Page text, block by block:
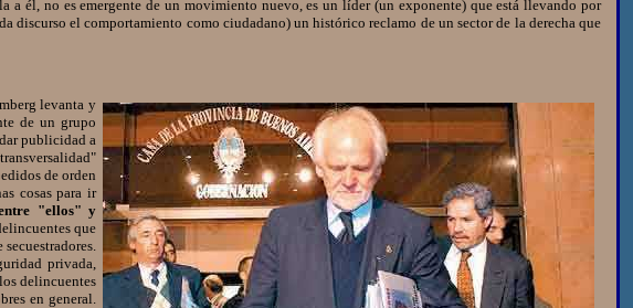
a él, no es emergente de un movimiento nuevo, es un líder (un exponente) que está llevando por
el comportamiento como ciudadano) un histórico reclamo de un sector de la derecha que
levanta y
de un grupo
publicidad a
de orden
cosas para ir
"ellos" y
que
privada,
delincuentes
en general.